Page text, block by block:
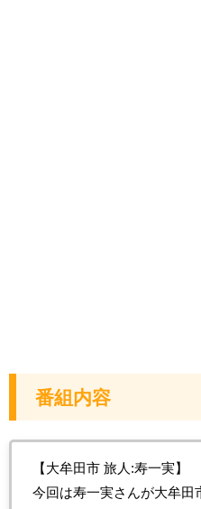
番組内容
【大牟田市 旅人:寿一実】
今回は寿一実さんが大牟田